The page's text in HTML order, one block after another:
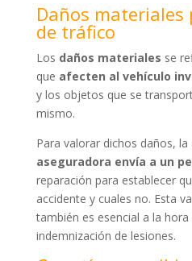
Daños materiales
de tráfico
Los daños materiales se
que afecten al vehículo
y los objetos que se
mismo.
Para valorar dichos daños, la
aseguradora envía a un
reparación para establecer
accidente y cuales no. Esta
también es esencial a la hora
indemnización de lesiones.